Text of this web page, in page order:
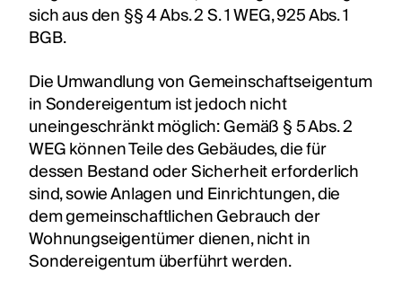
sich aus den §§ 4 Abs. 2 S. 1 WEG, 925 Abs. 1
BGB.
Die Umwandlung von Gemeinschaftseigentum
in Sondereigentum ist jedoch nicht
uneingeschränkt möglich: Gemäß § 5 Abs. 2
WEG können Teile des Gebäudes, die für
dessen Bestand oder Sicherheit erforderlich
sind, sowie Anlagen und Einrichtungen, die
dem gemeinschaftlichen Gebrauch der
Wohnungseigentümer dienen, nicht in
Sondereigentum überführt werden.